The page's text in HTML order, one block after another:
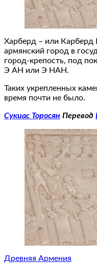
Харберд – или Карберд
армянский город в
город-крепость, под
Э АН или Э НАН.
Таких укрепленных
время почти не было.
Сукиас Торосян Перевод
Древняя Армения